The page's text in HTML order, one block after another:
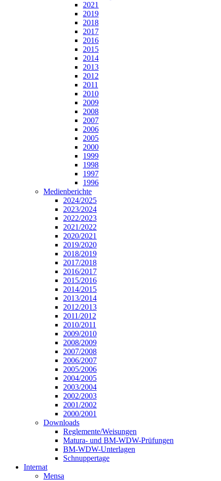
2021
2019
2018
2017
2016
2015
2014
2013
2012
2011
2010
2009
2008
2007
2006
2005
2000
1999
1998
1997
1996
Medienberichte
2024/2025
2023/2024
2022/2023
2021/2022
2020/2021
2019/2020
2018/2019
2017/2018
2016/2017
2015/2016
2014/2015
2013/2014
2012/2013
2011/2012
2010/2011
2009/2010
2008/2009
2007/2008
2006/2007
2005/2006
2004/2005
2003/2004
2002/2003
2001/2002
2000/2001
Downloads
Reglemente/Weisungen
Matura- und BM-WDW-Prüfungen
BM-WDW-Unterlagen
Schnuppertage
Internat
Mensa